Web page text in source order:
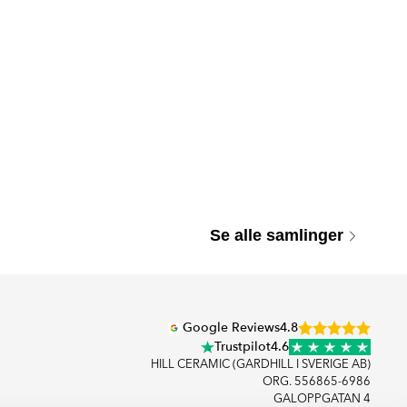
Se alle samlinger
Google Reviews4.8
Trustpilot4.6
HILL CERAMIC (GARDHILL I SVERIGE AB)
ORG. 556865-6986
GALOPPGATAN 4